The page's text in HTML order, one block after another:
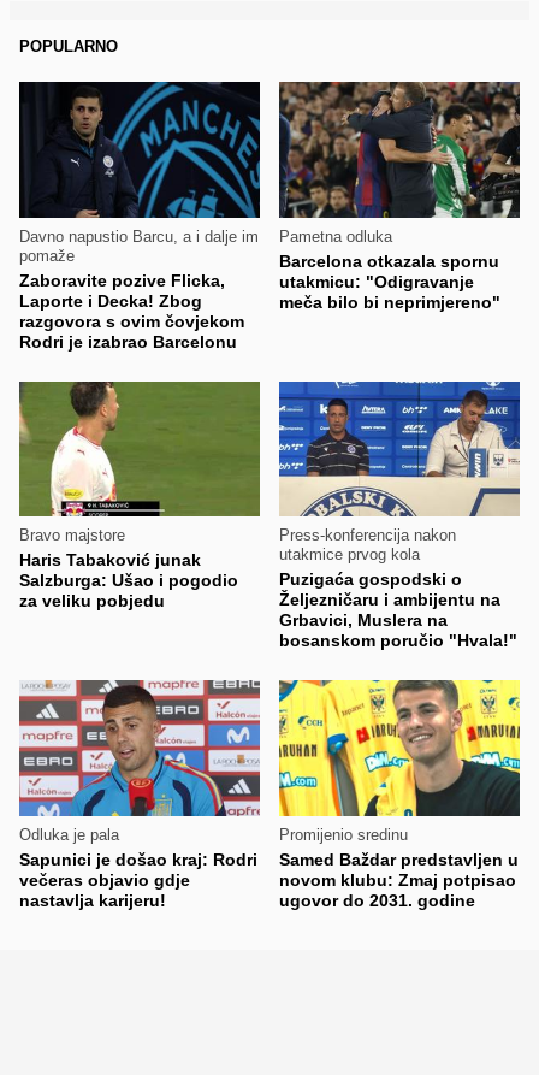
POPULARNO
Davno napustio Barcu, a i dalje im
pomaže
Zaboravite pozive Flicka,
Laporte i Decka! Zbog
razgovora s ovim čovjekom
Rodri je izabrao Barcelonu
Pametna odluka
Barcelona otkazala spornu
utakmicu: "Odigravanje
meča bilo bi neprimjereno"
Bravo majstore
Haris Tabaković junak
Salzburga: Ušao i pogodio
za veliku pobjedu
Press-konferencija nakon
utakmice prvog kola
Puzigaća gospodski o
Željezničaru i ambijentu na
Grbavici, Muslera na
bosanskom poručio "Hvala!"
Odluka je pala
Sapunici je došao kraj: Rodri
večeras objavio gdje
nastavlja karijeru!
Promijenio sredinu
Samed Baždar predstavljen u
novom klubu: Zmaj potpisao
ugovor do 2031. godine